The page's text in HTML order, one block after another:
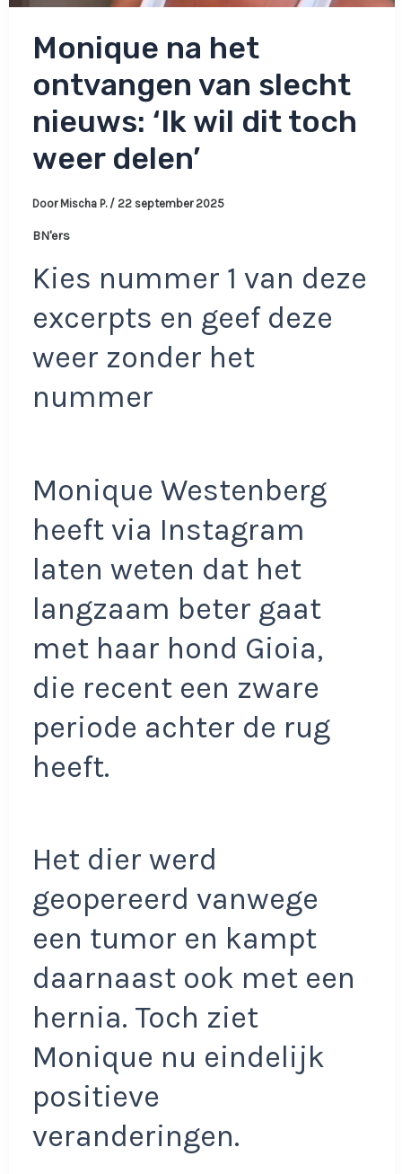
Monique na het
ontvangen van slecht
nieuws: ‘Ik wil dit toch
weer delen’
Door Mischa P. / 22 september 2025
BN'ers
Kies nummer 1 van deze
excerpts en geef deze
weer zonder het
nummer
Monique Westenberg
heeft via Instagram
laten weten dat het
langzaam beter gaat
met haar hond Gioia,
die recent een zware
periode achter de rug
heeft.
Het dier werd
geopereerd vanwege
een tumor en kampt
daarnaast ook met een
hernia. Toch ziet
Monique nu eindelijk
positieve
veranderingen.